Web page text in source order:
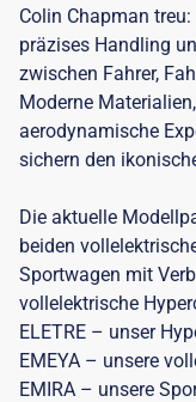
Colin Chapman
präzises Handling
zwischen Fahrer,
Moderne
aerodynamische
sichern den
Die aktuelle
beiden
Sportwagen mit
vollelektrische
ELETRE – unser
EMEYA – unsere
EMIRA – unsere